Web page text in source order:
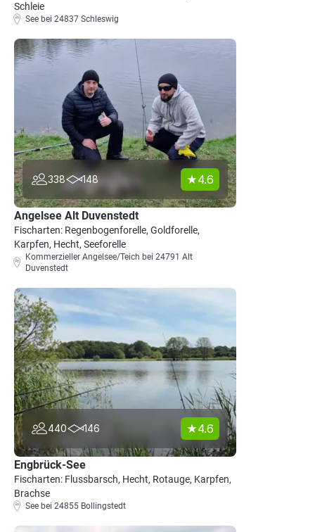
Schleie
See bei 24837 Schleswig
338 148 4.6
Angelsee Alt Duvenstedt
Fischarten: Regenbogenforelle, Goldforelle,
Karpfen, Hecht, Seeforelle
Kommerzieller Angelsee/Teich bei 24791 Alt
Duvenstedt
440 146 4.6
Engbrück-See
Fischarten: Flussbarsch, Hecht, Rotauge, Karpfen,
Brachse
See bei 24855 Bollingstedt